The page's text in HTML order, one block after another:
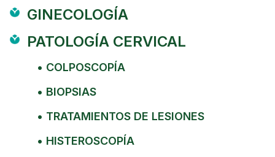
GINECOLOGÍA
PATOLOGÍA CERVICAL
• COLPOSCOPÍA
• BIOPSIAS
• TRATAMIENTOS DE LESIONES
• HISTEROSCOPÍA